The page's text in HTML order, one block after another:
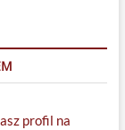
profil na